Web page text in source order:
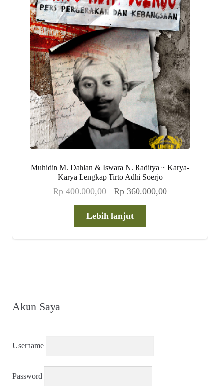
Muhidin M. Dahlan & Iswara N. Raditya ~ Karya-
Karya Lengkap Tirto Adhi Soerjo
Rp400.000,00
Harga
adalah:
Rp 360.000,00Harga
Lebih lanjut
Akun Saya
Username
Password